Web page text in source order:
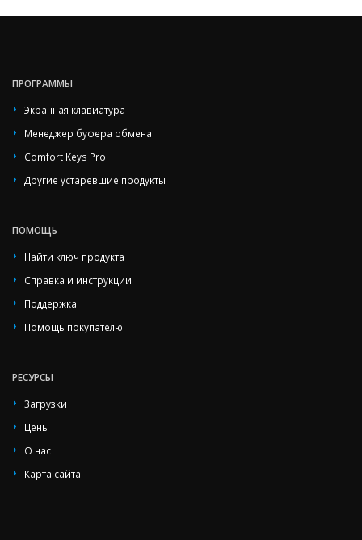
ПРОГРАММЫ
Экранная клавиатура
Менеджер буфера обмена
Comfort Keys Pro
Другие устаревшие продукты
ПОМОЩЬ
Найти ключ продукта
Справка и инструкции
Поддержка
Помощь покупателю
РЕСУРСЫ
Загрузки
Цены
О нас
Карта сайта